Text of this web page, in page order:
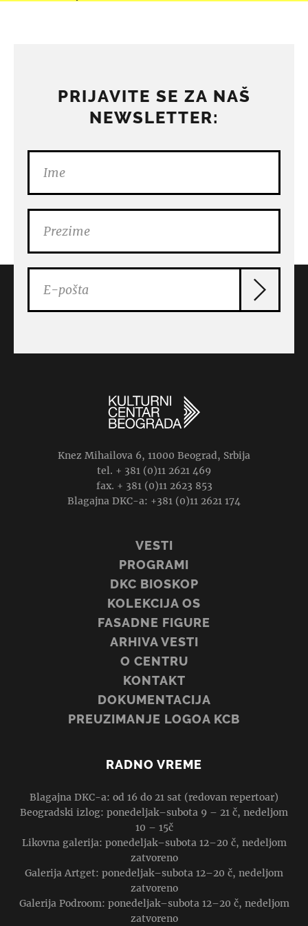
PRIJAVITE SE ZA NAŠ
NEWSLETTER:
Knez Mihailova 6, 11000 Beograd, Srbija
tel. + 381 (0)11 2621 469
fax. + 381 (0)11 2623 853
Blagajna DKC-a: +381 (0)11 2621 174
VESTI
PROGRAMI
DKC BIOSKOP
KOLEKCIJA OS
FASADNE FIGURE
ARHIVA VESTI
O CENTRU
KONTAKT
DOKUMENTACIJA
PREUZIMANJE LOGOA KCB
RADNO VREME
Blagajna DKC-a: od 16 do 21 sat (redovan repertoar)
Beogradski izlog: ponedeljak–subota 9 – 21 č, nedeljom
10 – 15č
Likovna galerija: ponedeljak–subota 12–20 č, nedeljom
zatvoreno
Galerija Artget: ponedeljak–subota 12–20 č, nedeljom
zatvoreno
Galerija Podroom: ponedeljak–subota 12–20 č, nedeljom
zatvoreno